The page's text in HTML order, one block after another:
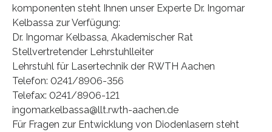
komponenten steht Ihnen unser Experte Dr. Ingomar
Kelbassa zur Verfügung:
Dr. Ingomar Kelbassa, Akademischer Rat
Stellvertretender Lehrstuhlleiter
Lehrstuhl für Lasertechnik der RWTH Aachen
Telefon: 0241/8906-356
Telefax: 0241/8906-121
ingomar.kelbassa@llt.rwth-aachen.de
Für Fragen zur Entwicklung von Diodenlasern steht